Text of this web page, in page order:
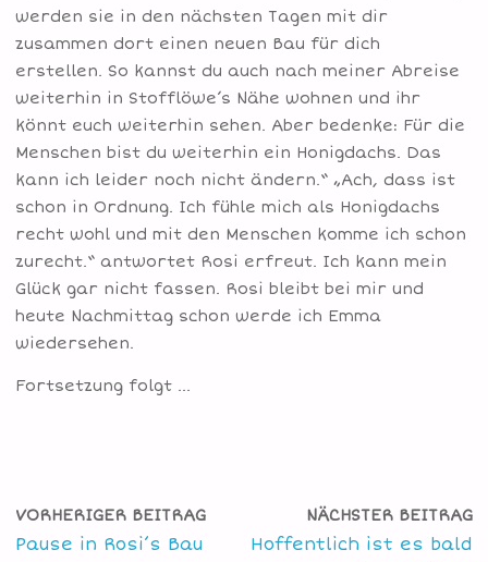
werden sie in den nächsten Tagen mit dir
zusammen dort einen neuen Bau für dich
erstellen. So kannst du auch nach meiner Abreise
weiterhin in Stofflöwe’s Nähe wohnen und ihr
könnt euch weiterhin sehen. Aber bedenke: Für die
Menschen bist du weiterhin ein Honigdachs. Das
kann ich leider noch nicht ändern.“ „Ach, dass ist
schon in Ordnung. Ich fühle mich als Honigdachs
recht wohl und mit den Menschen komme ich schon
zurecht.“ antwortet Rosi erfreut. Ich kann mein
Glück gar nicht fassen. Rosi bleibt bei mir und
heute Nachmittag schon werde ich Emma
wiedersehen.
Fortsetzung folgt …
VORHERIGER BEITRAG
Pause in Rosi’s Bau
NÄCHSTER BEITRAG
Hoffentlich ist es bald